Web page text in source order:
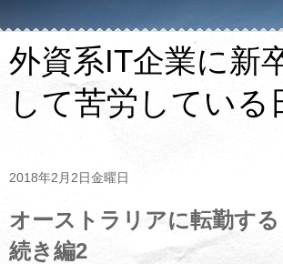
外資系IT企業に新
して苦労している
2018年2月2日金曜日
オーストラリアに転勤す
続き編2